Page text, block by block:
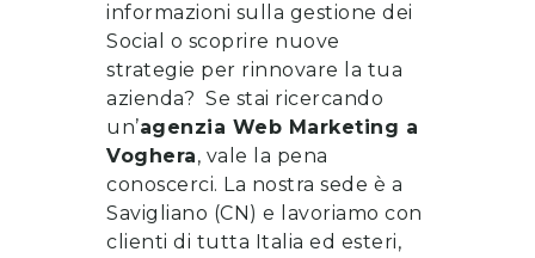
informazioni sulla gestione dei
Social o scoprire nuove
strategie per rinnovare la tua
azienda? Se stai ricercando
un’agenzia Web Marketing a
Voghera, vale la pena
conoscerci. La nostra sede è a
Savigliano (CN) e lavoriamo con
clienti di tutta Italia ed esteri,